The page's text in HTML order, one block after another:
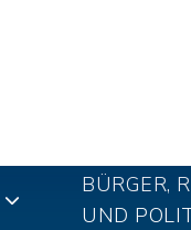
BÜRGER,
UND